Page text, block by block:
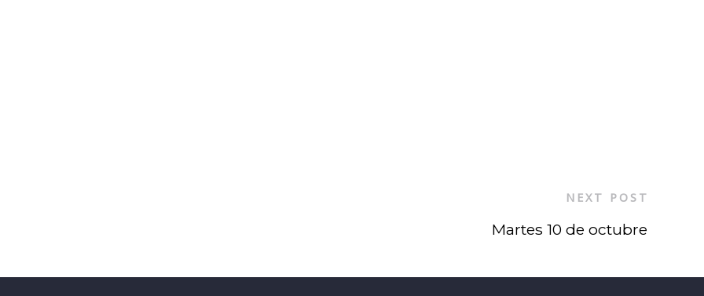
NEXT POST
Martes 10 de octubre